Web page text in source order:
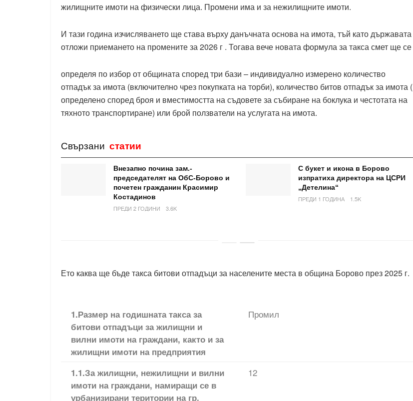
жилищните имоти на физически лица. Промени има и за нежилищните имоти.
И тази година изчисляването ще става върху данъчната основа на имота, тъй като държавата
отложи приемането на промените за 2026 г . Тогава вече новата формула за такса смет ще се
определя по избор от общината според три бази – индивидуално измерено количество
отпадък за имота (включително чрез покупката на торби), количество битов отпадък за имота (
определено според броя и вместимостта на съдовете за събиране на боклука и честотата на
тяхното транспортиране) или брой ползватели на услугата на имота.
Свързани статии
Внезапно почина зам.-
председателят на ОбС-Борово и
почетен гражданин Красимир
Костадинов
ПРЕДИ 2 ГОДИНИ
3.6K
С букет и икона в Борово
изпратиха директора на ЦСРИ
„Детелина“
ПРЕДИ 1 ГОДИНА
1.5K
Ето каква ще бъде такса битови отпадъци за населените места в община Борово през 2025 г.
1.Размер на годишната такса за
битови отпадъци за жилищни и
вилни имоти на граждани, както и за
жилищни имоти на предприятия
Промил
1.1.За жилищни, нежилищни и вилни
имоти на граждани, намиращи се в
урбанизирани територии на гр.
12